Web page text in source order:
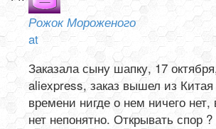
Рожок Мороженого
at
Заказала сыну шапку, 17
aliexpress, заказ вышел из
времени нигде о нем ничего
нет непонятно. Открывать спор